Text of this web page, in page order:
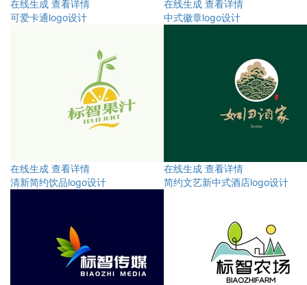
在线生成 查看详情
可爱卡通logo设计
在线生成 查看详情
中式徽章logo设计
在线生成 查看详情
清新简约饮品logo设计
在线生成 查看详情
简约文艺新中式酒店logo设计